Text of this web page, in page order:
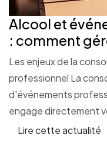
Alcool et
: comment
Les enjeux de la
professionnel La
d'événements
engage directement
Lire cette actualité